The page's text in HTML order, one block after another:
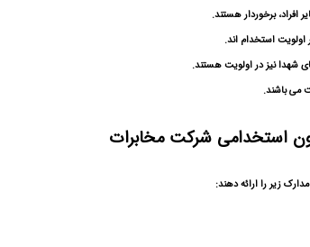
افراد، برخوردار هستند.
استخدام اند.
های شهدا نیز در اولویت هستند.
می باشند.
استخدامی شرکت مخابرات
زیر را ارائه دهند: